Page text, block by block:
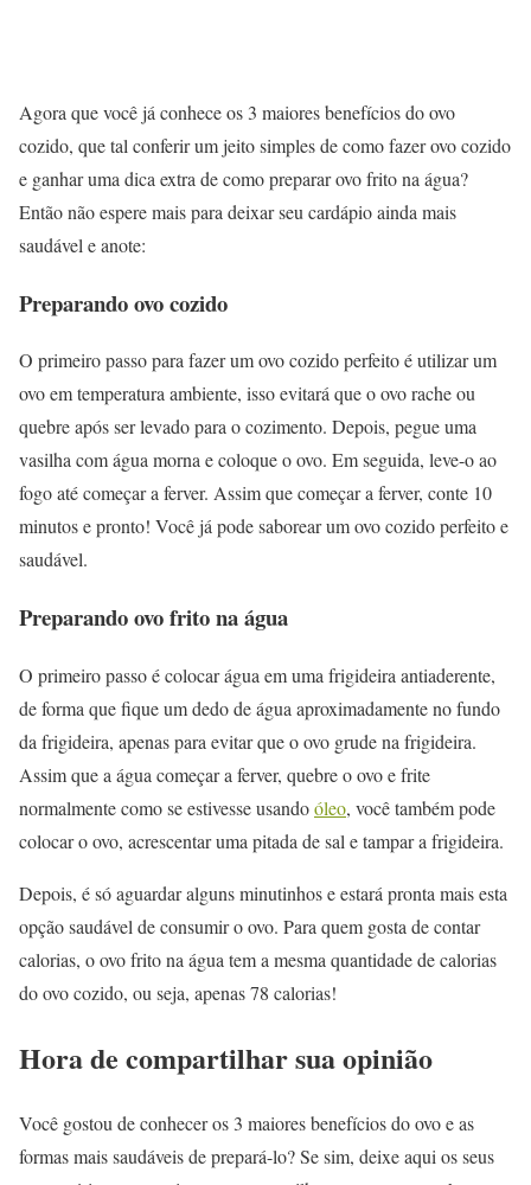
Agora que você já conhece os 3 maiores benefícios do ovo
cozido, que tal conferir um jeito simples de como fazer ovo cozido
e ganhar uma dica extra de como preparar ovo frito na água?
Então não espere mais para deixar seu cardápio ainda mais
saudável e anote:
Preparando ovo cozido
O primeiro passo para fazer um ovo cozido perfeito é utilizar um
ovo em temperatura ambiente, isso evitará que o ovo rache ou
quebre após ser levado para o cozimento. Depois, pegue uma
vasilha com água morna e coloque o ovo. Em seguida, leve-o ao
fogo até começar a ferver. Assim que começar a ferver, conte 10
minutos e pronto! Você já pode saborear um ovo cozido perfeito e
saudável.
Preparando ovo frito na água
O primeiro passo é colocar água em uma frigideira antiaderente,
de forma que fique um dedo de água aproximadamente no fundo
da frigideira, apenas para evitar que o ovo grude na frigideira.
Assim que a água começar a ferver, quebre o ovo e frite
normalmente como se estivesse usandoóleo, você também pode
colocar o ovo, acrescentar uma pitada de sal e tampar a frigideira.
Depois, é só aguardar alguns minutinhos e estará pronta mais esta
opção saudável de consumir o ovo. Para quem gosta de contar
calorias, o ovo frito na água tem a mesma quantidade de calorias
do ovo cozido, ou seja, apenas 78 calorias!
Hora de compartilhar sua opinião
Você gostou de conhecer os 3 maiores benefícios do ovo e as
formas mais saudáveis de prepará-lo? Se sim, deixe aqui os seus